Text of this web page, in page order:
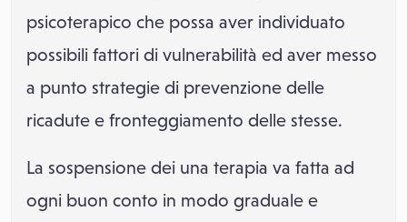
psicoterapico che possa aver individuato
possibili fattori di vulnerabilità ed aver messo
a punto strategie di prevenzione delle
ricadute e fronteggiamento delle stesse.
La sospensione dei una terapia va fatta ad
ogni buon conto in modo graduale e